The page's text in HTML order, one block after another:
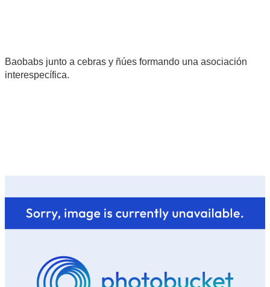
Baobabs junto a cebras y ñúes formando una asociación
interespecífica.